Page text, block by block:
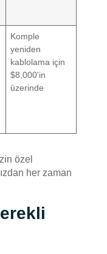
Komple
yeniden
kablolama için
$8,000'in
üzerinde
özel
her zaman